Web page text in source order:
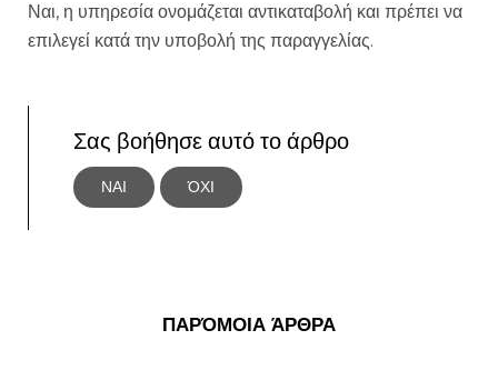
Ναι, η υπηρεσία ονομάζεται αντικαταβολή και πρέπει να
επιλεγεί κατά την υποβολή της παραγγελίας.
Σας βοήθησε αυτό το άρθρο
ΝΑΙ ΌΧΙ
ΠΑΡΌΜΟΙΑ ΆΡΘΡΑ